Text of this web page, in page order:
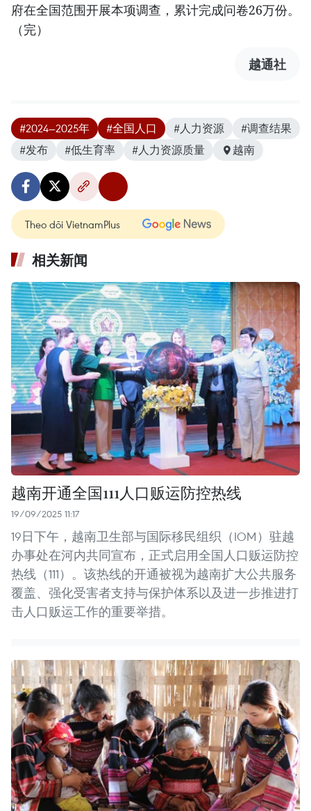
府在全国范围开展本项调查，累计完成问卷26万份。
（完）
越通社
#2024—2025年 #全国人口 #人力资源
#调查结果
#发布
#低生育率 #人力资源质量 越南
Theo dõi VietnamPlus
相关新闻
越南开通全国111人口贩运防控热线
19/09/2025 11:17
19日下午，越南卫生部与国际移民组织（IOM）驻越
办事处在河内共同宣布，正式启用全国人口贩运防控
热线（111）。该热线的开通被视为越南扩大公共服务
覆盖、强化受害者支持与保护体系以及进一步推进打
击人口贩运工作的重要举措。